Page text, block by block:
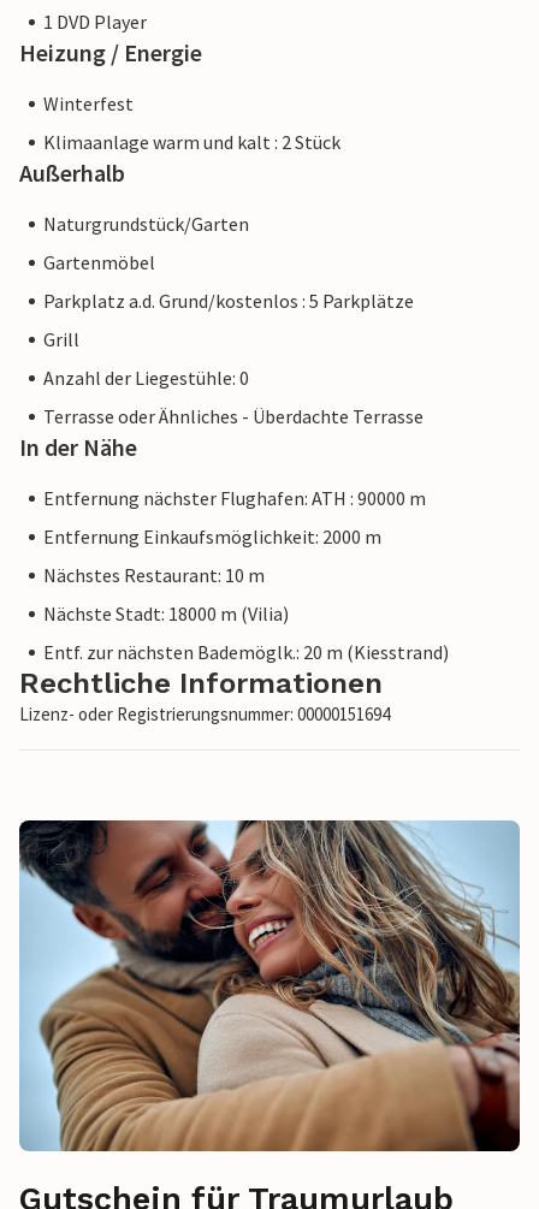
1 DVD Player
Heizung / Energie
Winterfest
Klimaanlage warm und kalt : 2 Stück
Außerhalb
Naturgrundstück/Garten
Gartenmöbel
Parkplatz a.d. Grund/kostenlos : 5 Parkplätze
Grill
Anzahl der Liegestühle: 0
Terrasse oder Ähnliches - Überdachte Terrasse
In der Nähe
Entfernung nächster Flughafen: ATH : 90000 m
Entfernung Einkaufsmöglichkeit: 2000 m
Nächstes Restaurant: 10 m
Nächste Stadt: 18000 m (Vilia)
Entf. zur nächsten Bademöglk.: 20 m (Kiesstrand)
Rechtliche Informationen
Lizenz- oder Registrierungsnummer: 00000151694
Gutschein für Traumurlaub